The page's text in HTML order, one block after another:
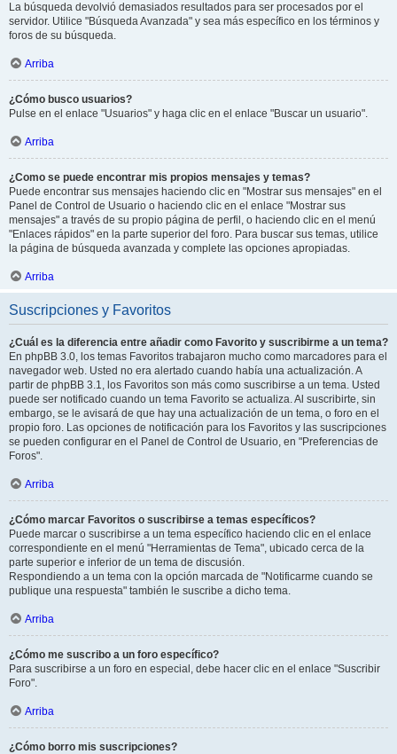
La búsqueda devolvió demasiados resultados para ser procesados por el
servidor. Utilice "Búsqueda Avanzada" y sea más específico en los términos y
foros de su búsqueda.
Arriba
¿Cómo busco usuarios?
Pulse en el enlace "Usuarios" y haga clic en el enlace "Buscar un usuario".
Arriba
¿Como se puede encontrar mis propios mensajes y temas?
Puede encontrar sus mensajes haciendo clic en "Mostrar sus mensajes" en el
Panel de Control de Usuario o haciendo clic en el enlace "Mostrar sus
mensajes" a través de su propio página de perfil, o haciendo clic en el menú
"Enlaces rápidos" en la parte superior del foro. Para buscar sus temas, utilice
la página de búsqueda avanzada y complete las opciones apropiadas.
Arriba
Suscripciones y Favoritos
¿Cuál es la diferencia entre añadir como Favorito y suscribirme a un tema?
En phpBB 3.0, los temas Favoritos trabajaron mucho como marcadores para el
navegador web. Usted no era alertado cuando había una actualización. A
partir de phpBB 3.1, los Favoritos son más como suscribirse a un tema. Usted
puede ser notificado cuando un tema Favorito se actualiza. Al suscribirte, sin
embargo, se le avisará de que hay una actualización de un tema, o foro en el
propio foro. Las opciones de notificación para los Favoritos y las suscripciones
se pueden configurar en el Panel de Control de Usuario, en "Preferencias de
Foros".
Arriba
¿Cómo marcar Favoritos o suscribirse a temas específicos?
Puede marcar o suscribirse a un tema específico haciendo clic en el enlace
correspondiente en el menú "Herramientas de Tema", ubicado cerca de la
parte superior e inferior de un tema de discusión.
Respondiendo a un tema con la opción marcada de "Notificarme cuando se
publique una respuesta" también le suscribe a dicho tema.
Arriba
¿Cómo me suscribo a un foro específico?
Para suscribirse a un foro en especial, debe hacer clic en el enlace "Suscribir
Foro".
Arriba
¿Cómo borro mis suscripciones?